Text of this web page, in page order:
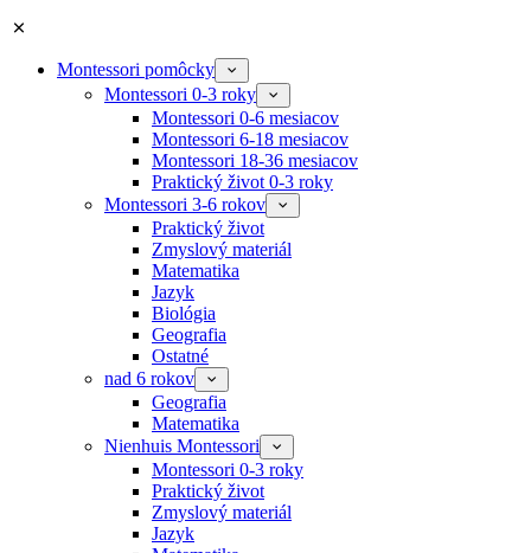
Montessori pomôcky
Montessori 0-3 roky
Montessori 0-6 mesiacov
Montessori 6-18 mesiacov
Montessori 18-36 mesiacov
Praktický život 0-3 roky
Montessori 3-6 rokov
Praktický život
Zmyslový materiál
Matematika
Jazyk
Biológia
Geografia
Ostatné
nad 6 rokov
Geografia
Matematika
Nienhuis Montessori
Montessori 0-3 roky
Praktický život
Zmyslový materiál
Jazyk